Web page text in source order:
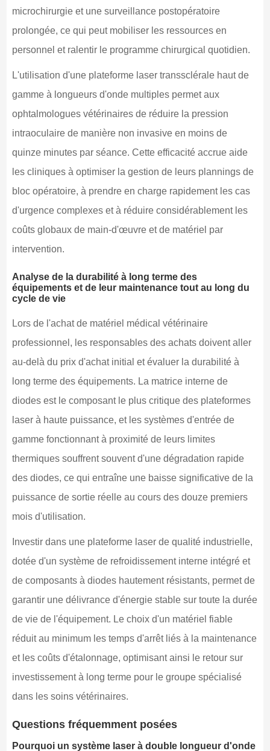
microchirurgie et une surveillance postopératoire
prolongée, ce qui peut mobiliser les ressources en
personnel et ralentir le programme chirurgical quotidien.
L'utilisation d'une plateforme laser transsclérale haut de
gamme à longueurs d'onde multiples permet aux
ophtalmologues vétérinaires de réduire la pression
intraoculaire de manière non invasive en moins de
quinze minutes par séance. Cette efficacité accrue aide
les cliniques à optimiser la gestion de leurs plannings de
bloc opératoire, à prendre en charge rapidement les cas
d'urgence complexes et à réduire considérablement les
coûts globaux de main-d'œuvre et de matériel par
intervention.
Analyse de la durabilité à long terme des
équipements et de leur maintenance tout au long du
cycle de vie
Lors de l'achat de matériel médical vétérinaire
professionnel, les responsables des achats doivent aller
au-delà du prix d'achat initial et évaluer la durabilité à
long terme des équipements. La matrice interne de
diodes est le composant le plus critique des plateformes
laser à haute puissance, et les systèmes d'entrée de
gamme fonctionnant à proximité de leurs limites
thermiques souffrent souvent d'une dégradation rapide
des diodes, ce qui entraîne une baisse significative de la
puissance de sortie réelle au cours des douze premiers
mois d'utilisation.
Investir dans une plateforme laser de qualité industrielle,
dotée d'un système de refroidissement interne intégré et
de composants à diodes hautement résistants, permet de
garantir une délivrance d'énergie stable sur toute la durée
de vie de l'équipement. Le choix d'un matériel fiable
réduit au minimum les temps d'arrêt liés à la maintenance
et les coûts d'étalonnage, optimisant ainsi le retour sur
investissement à long terme pour le groupe spécialisé
dans les soins vétérinaires.
Questions fréquemment posées
Pourquoi un système laser à double longueur d'onde